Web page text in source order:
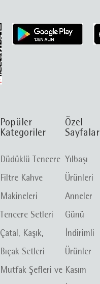
Popüler
Kategoriler
Düdüklü Tencere
Filtre Kahve
Makineleri
Tencere Setleri
Çatal, Kaşık,
Bıçak Setleri
Mutfak Şefleri ve
Özel
Sayfalar
Yılbaşı
Ürünleri
Anneler
Günü
İndirimli
Ürünler
Kasım